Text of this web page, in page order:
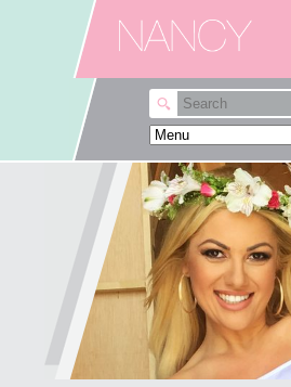
Skip to main content
Λες αυτά που
που θέλεις;
Δε θα σου πω ότι "μια ζωή
"κάντο" κι άλλα κλασικά που
βοηθούν και τόσο. Κι εγώ
αναρωτιέμαι γιατί φοβάμαι
θέλω, εκεί που...